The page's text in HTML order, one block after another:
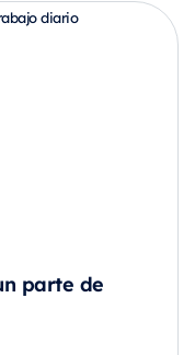
parte de